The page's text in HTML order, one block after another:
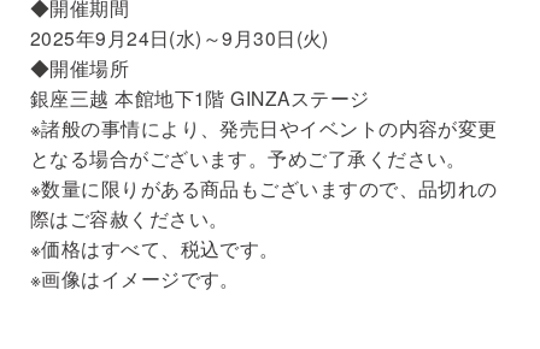
◆開催期間
2025年9月24日(水)～9月30日(火)
◆開催場所
銀座三越 本館地下1階 GINZAステージ
※諸般の事情により、発売日やイベントの内容が変更
となる場合がございます。予めご了承ください。
※数量に限りがある商品もございますので、品切れの
際はご容赦ください。
※価格はすべて、税込です。
※画像はイメージです。